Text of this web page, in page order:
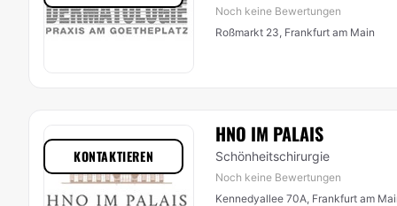
Noch keine Bewertungen
Roßmarkt 23, Frankfurt am Main
HNO IM PALAIS
Schönheitschirurgie
Noch keine Bewertungen
Kennedyallee 70A, Frankfurt am
KONTAKTIEREN